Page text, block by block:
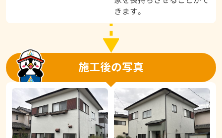
きます。
施工後の写真